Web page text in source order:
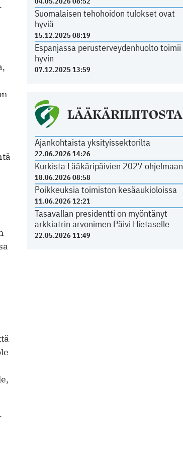
Suomalaisen tehohoidon tulokset ovat
hyviä
15.12.2025 08:19
Espanjassa perusterveydenhuolto toimii
hyvin
07.12.2025 13:59
LÄÄKÄRILIITOSTA
Ajankohtaista yksityissektorilta
22.06.2026 14:26
Kurkista Lääkäripäivien 2027 ohjelmaan
18.06.2026 08:58
Poikkeuksia toimiston kesäaukioloissa
11.06.2026 12:21
Tasavallan presidentti on myöntänyt
arkkiatrin arvonimen Päivi Hietaselle
22.05.2026 11:49